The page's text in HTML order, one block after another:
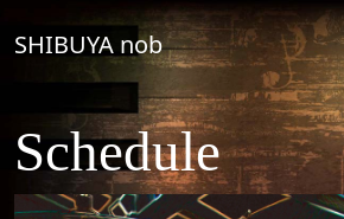
コンテンツへスキップ
メインナビゲーション
SHIBUYA nob
Schedule